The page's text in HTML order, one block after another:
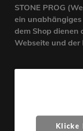
STONE PROG
ein
dem Shop dienen
Webseite und der
Klicke